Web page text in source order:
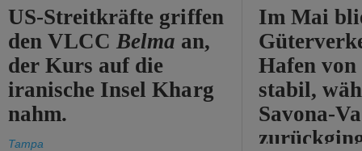
US-Streitkräfte griffen
den VLCCBelma an,
der Kurs auf die
iranische Insel Kharg
nahm.
Tampa
Im Mai
Hafen von
stabil,
Savona-